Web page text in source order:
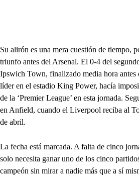
Su alirón es una mera cuestión de tiempo,
triunfo antes del Arsenal. El 0-4 del
Ipswich Town, finalizado media hora
líder en el estadio King Power, hacía
de la ‘Premier League’ en esta jornada.
en Anfield, cuando el Liverpool reciba al
de abril.
La fecha está marcada. A falta de cinco
solo necesita ganar uno de los cinco
campeón sin mirar a nadie más que a sí